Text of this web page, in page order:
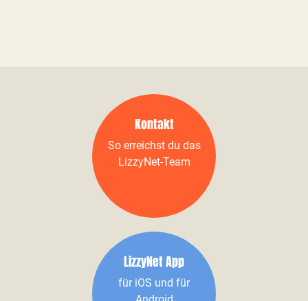
Kontakt
So erreichst du das
LizzyNet-Team
LizzyNet App
für iOS und für